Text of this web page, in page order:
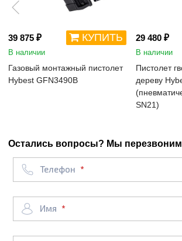
39 875 ₽ КУПИТЬ
В наличии
Газовый монтажный пистолет
Hybest GFN3490B
29 480 ₽
В наличии
Пистолет
дереву
SN21)
Остались вопросы? Мы
Телефон
Имя